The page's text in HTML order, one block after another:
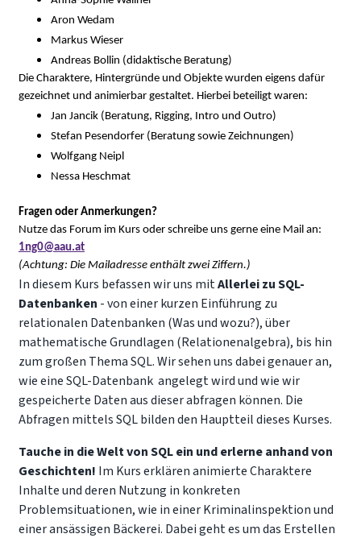
Aron Wedam
Markus Wieser
Andreas Bollin (didaktische Beratung)
Die Charaktere, Hintergründe und Objekte wurden eigens dafür
gezeichnet und animierbar gestaltet. Hierbei beteiligt waren:
Jan Jancik (Beratung, Rigging, Intro und Outro)
Stefan Pesendorfer (Beratung sowie Zeichnungen)
Wolfgang Neipl
Nessa Heschmat
Fragen oder Anmerkungen?
Nutze das Forum im Kurs oder schreibe uns gerne eine Mail an:
1ng0@aau.at
(Achtung: Die Mailadresse enthält zwei Ziffern.)
In diesem Kurs befassen wir uns mitAllerlei zu SQL-
Datenbanken - von einer kurzen Einführung zu
relationalen Datenbanken (Was und wozu?), über
mathematische Grundlagen (Relationenalgebra), bis hin
zum großen Thema SQL. Wir sehen uns dabei genauer an,
wie eine SQL-Datenbank angelegt wird und wie wir
gespeicherte Daten aus dieser abfragen können. Die
Abfragen mittels SQL bilden den Hauptteil dieses Kurses.
Tauche in die Welt von SQL ein und erlerne anhand von
Geschichten! Im Kurs erklären animierte Charaktere
Inhalte und deren Nutzung in konkreten
Problemsituationen, wie in einer Kriminalinspektion und
einer ansässigen Bäckerei. Dabei geht es um das Erstellen